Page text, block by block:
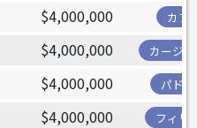
$4,000,000 カブ
$4,000,000 カージ
$4,000,000 パド
$4,000,000 フィリ